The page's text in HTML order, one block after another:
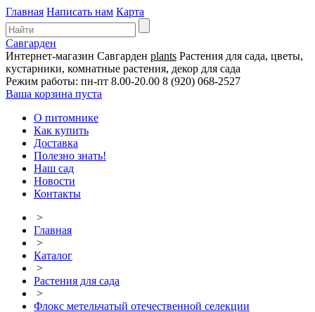
Главная Написать нам Карта
Савгарден
Интернет-магазин Савгарден plants Растения для сада, цветы,
кустарники, комнатные растения, декор для сада
Режим работы: пн-пт 8.00-20.00 8 (920) 068-2527
Ваша корзина пуста
О питомнике
Как купить
Доставка
Полезно знать!
Наш сад
Новости
Контакты
>
Главная
>
Каталог
>
Растения для сада
>
Флокс метельчатый отечественной селекции